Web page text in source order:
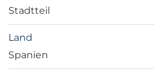
Stadtteil
Land
Spanien